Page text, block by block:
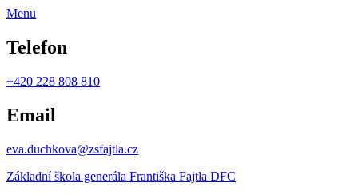
Menu
Telefon
+420 228 808 810
Email
eva.duchkova@zsfajtla.cz
Základní škola generála Františka Fajtla DFC